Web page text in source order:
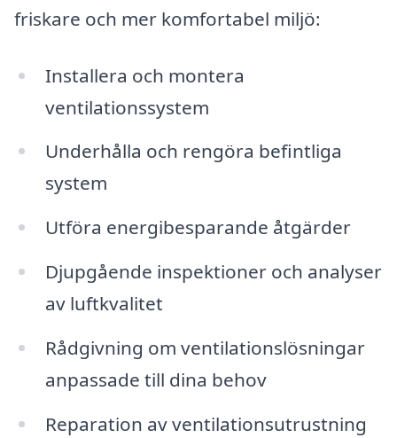
friskare och mer komfortabel miljö:
Installera och montera
ventilationssystem
Underhålla och rengöra befintliga
system
Utföra energibesparande åtgärder
Djupgående inspektioner och analyser
av luftkvalitet
Rådgivning om ventilationslösningar
anpassade till dina behov
Reparation av ventilationsutrustning